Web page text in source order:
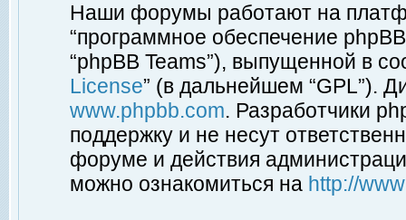
Наши форумы работают на
“программное обеспечение
“phpBB Teams”), выпущенной в
License” (в дальнейшем “GPL”).
www.phpbb.com. Разработчики
поддержку и не несут
форуме и действия
можно ознакомиться на http://